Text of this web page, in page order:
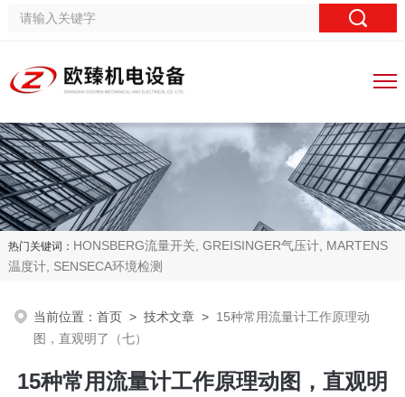
热门关键词： HONSBERG流量开关, GREISINGER气压计, MARTENS
温度计, SENSECA环境检测
当前位置：首页 >技术文章 > 15种常用流量计工作原理动
图，直观明了（七）
15种常用流量计工作原理动图，直观明